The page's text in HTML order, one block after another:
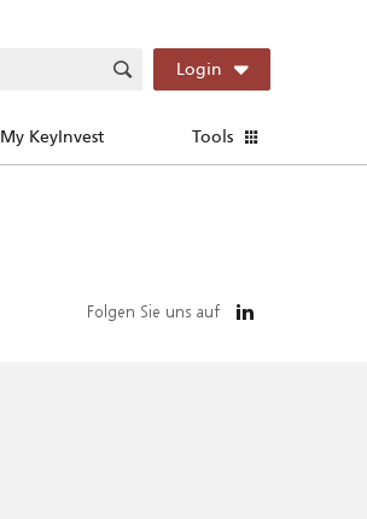
Login
My KeyInvest Tools
Folgen Sie uns auf